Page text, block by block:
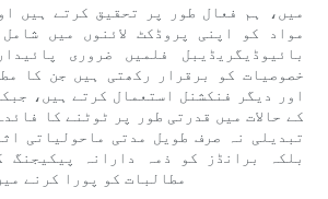
مواد کو اپنی پروڈکٹ لائنوں میں
بائیوڈیگریڈیبل فلمیں ضروری
خصوصیات کو برقرار رکھتی ہیں جن کا
اور دیگر فنکشنل استعمال کرتے ہیں،
کے حالات میں قدرتی طور پر ٹوٹنے کا
تبدیلی نہ صرف طویل مدتی ماحولیاتی
بلکہ برانڈز کو ذمہ دارانہ پیکیجنگ
مطالبات کو پورا کرنے